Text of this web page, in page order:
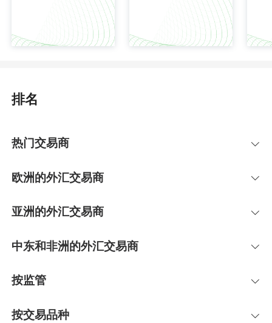
排名
热门交易商
欧洲的外汇交易商
亚洲的外汇交易商
中东和非洲的外汇交易商
按监管
按交易品种